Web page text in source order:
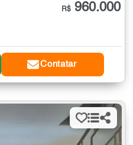
R$ 960.000
Contatar